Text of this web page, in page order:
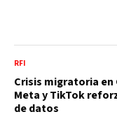
RFI
Crisis migratoria en
Meta y TikTok
de datos